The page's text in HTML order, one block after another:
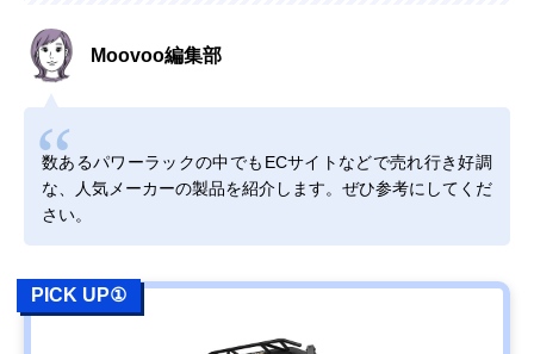
Moovoo編集部
数あるパワーラックの中でもECサイトなどで売れ行き好調
な、人気メーカーの製品を紹介します。ぜひ参考にしてくだ
さい。
PICK UP①